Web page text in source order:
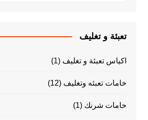
تعبئة و تغليف
اكياس تعبئة و تغليف (1)
خامات تعبئه وتغليف (12)
خامات شرنك (1)